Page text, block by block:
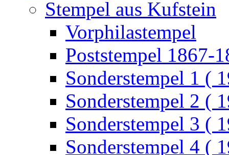
Stempel aus Kufstein
Vorphilastempel
Poststempel 1867-
Sonderstempel 1 (
Sonderstempel 2 (
Sonderstempel 3 (
Sonderstempel 4 (